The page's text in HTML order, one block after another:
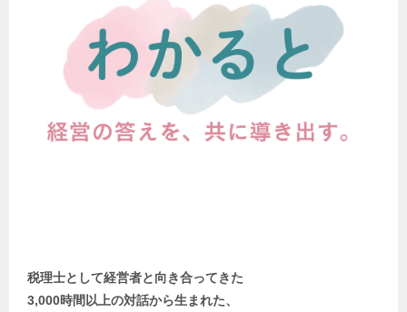
税理士として経営者と向き合ってきた
3,000時間以上の対話から生まれた、